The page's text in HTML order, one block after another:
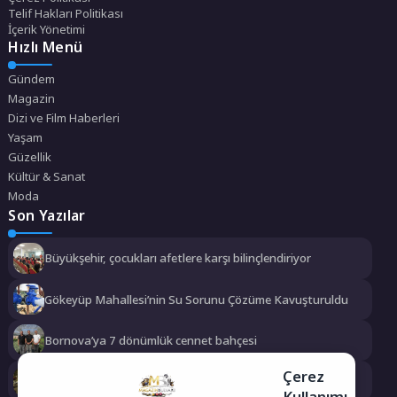
Telif Hakları Politikası
İçerik Yönetimi
Hızlı Menü
Gündem
Magazin
Dizi ve Film Haberleri
Yaşam
Güzellik
Kültür & Sanat
Moda
Son Yazılar
Büyükşehir, çocukları afetlere karşı bilinçlendiriyor
Gökeyüp Mahallesi’nin Su Sorunu Çözüme Kavuşturuldu
Bornova’ya 7 dönümlük cennet bahçesi
Karamürsel Plaj Yolu Caddesi’ne özel asfalt dokunuşu
Çerez